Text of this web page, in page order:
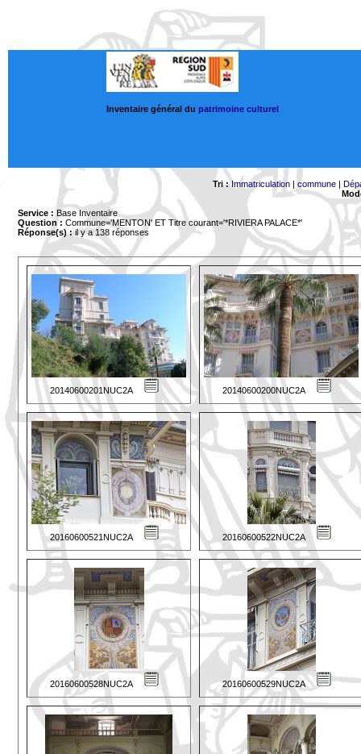
Inventaire général du patrimoine culturel
Tri : Immatriculation |commune |
Service : Base Inventaire
Question : Commune='MENTON' ET Titre courant='*RIVIERA PALACE*'
Réponse(s) :il y a 138 réponses
20140600201NUC2A 20140600200NUC2A
20160600521NUC2A 20160600522NUC2A
20160600528NUC2A 20160600529NUC2A